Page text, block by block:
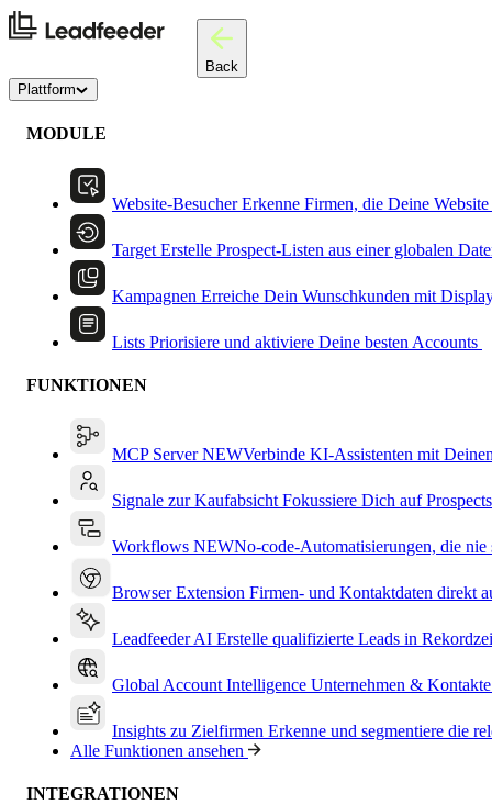
Back
Plattform
MODULE
Website-BesucherErkenne Firmen, die Deine Website
Target Erstelle Prospect-Listen aus einer globalen
Kampagnen Erreiche Dein Wunschkunden mit
Lists Priorisiere und aktiviere Deine besten Accounts
FUNKTIONEN
MCP ServerNEWVerbinde KI-Assistenten mit
Signale zur Kaufabsicht Fokussiere Dich auf
Workflows NEWNo-code-Automatisierungen, die nie
Browser Extension Firmen- und Kontaktdaten direkt
Leadfeeder AI Erstelle qualifizierte Leads in
Global Account Intelligence Unternehmen &
Insights zu Zielfirmen Erkenne und segmentiere die
Alle Funktionen ansehen
INTEGRATIONEN